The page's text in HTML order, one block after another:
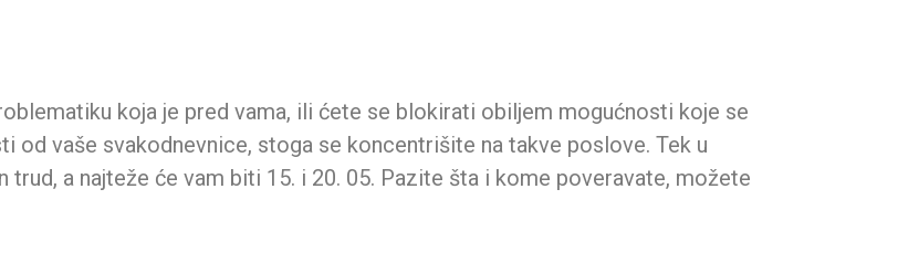
koja je pred vama, ili ćete se blokirati obiljem mogućnosti koje se
od vaše svakodnevnice, stoga se koncentrišite na takve poslove. Tek u
a najteže će vam biti 15. i 20. 05. Pazite šta i kome poveravate, možete